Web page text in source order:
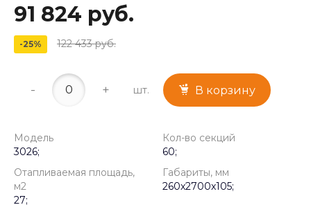
91 824 руб.
-25% 122 433 руб.
- + шт. В корзину
Модель
3026;
Кол-во секций
60;
Отапливаемая площадь,
м2
27;
Габариты, мм
260x2700x105;